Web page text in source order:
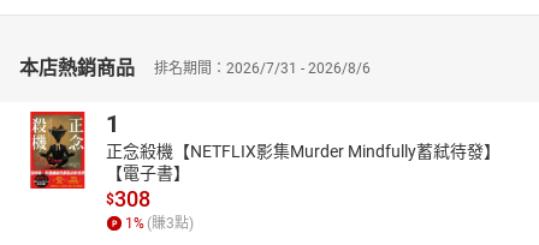
本店熱銷商品 排名期間：2026/7/31 - 2026/8/6
1
正念殺機【NETFLIX影集Murder Mindfully蓄弒待發】
【電子書】
$308
1% (賺3點)